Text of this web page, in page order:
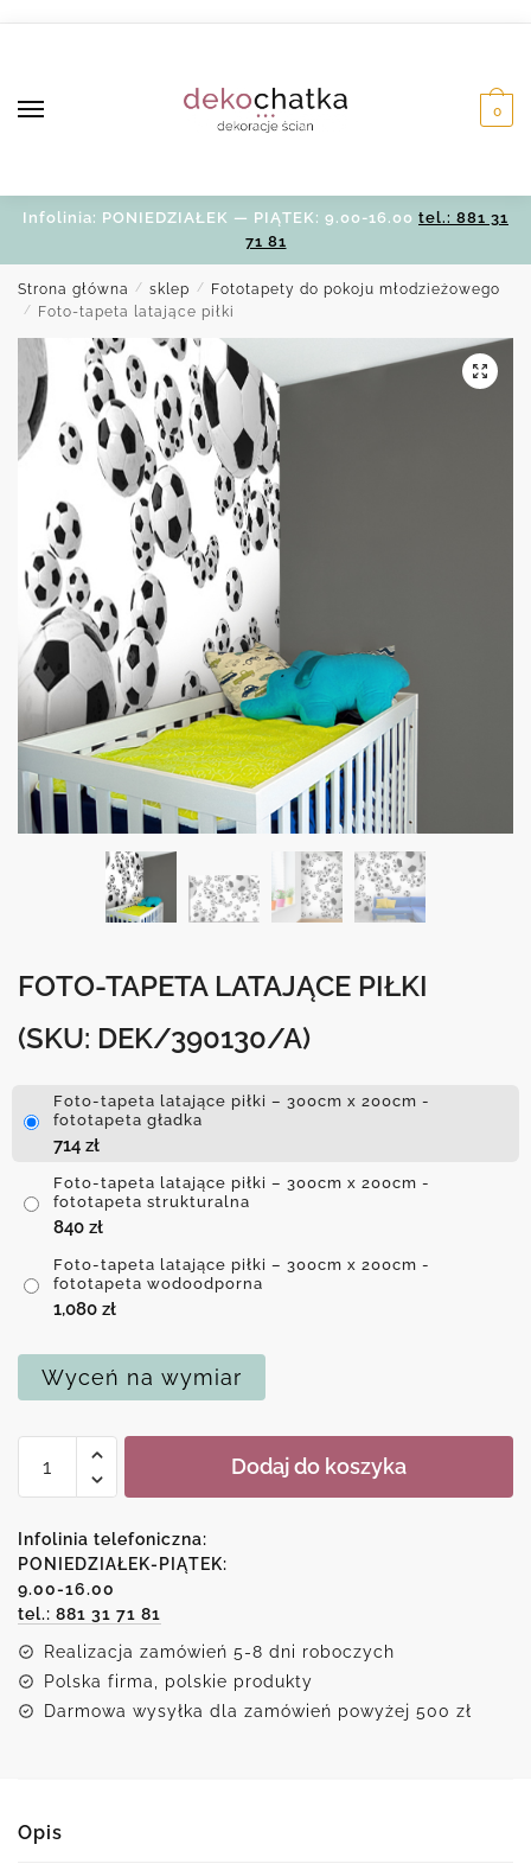
0
Infolinia: PONIEDZIAŁEK — PIĄTEK: 9.00-16.00 tel.: 881 31
71 81
Strona główna / sklep / Fototapety do pokoju młodzieżowego
/ Foto-tapeta latające piłki
FOTO-TAPETA LATAJĄCE PIŁKI
(SKU: DEK/390130/A)
Foto-tapeta latające piłki – 300cm x 200cm -
fototapeta gładka
714 zł
Foto-tapeta latające piłki – 300cm x 200cm -
fototapeta strukturalna
840 zł
Foto-tapeta latające piłki – 300cm x 200cm -
fototapeta wodoodporna
1,080 zł
Wyceń na wymiar
Foto-
latające
piłki
Dodaj do koszyka
Infolinia telefoniczna:
PONIEDZIAŁEK-PIĄTEK:
9.00-16.00
tel.: 881 31 71 81
Realizacja zamówień 5-8 dni roboczych
Polska firma, polskie produkty
Darmowa wysyłka dla zamówień powyżej 500 zł
Opis